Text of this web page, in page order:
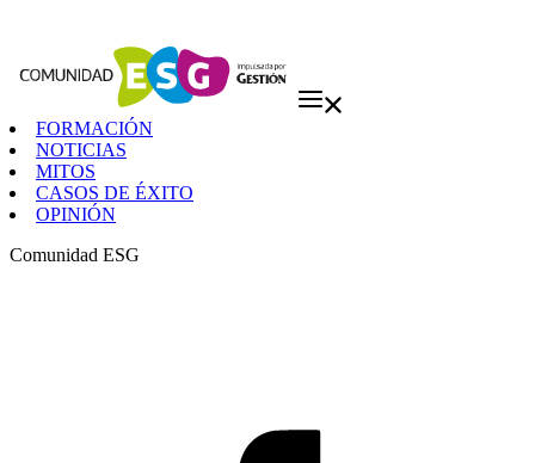
FORMACIÓN
NOTICIAS
MITOS
CASOS DE ÉXITO
OPINIÓN
Comunidad ESG